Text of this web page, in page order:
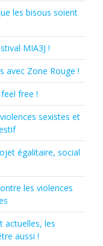
les bisous soient
MIA3J !
avec Zone Rouge !
free !
sexistes et
égalitaire, social
les violences
actuelles, les
aussi !